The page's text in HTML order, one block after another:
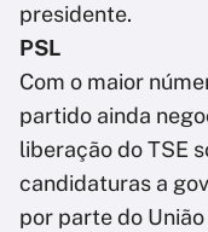
presidente.
PSL
Com o maior
partido ainda
liberação do TSE
candidaturas a
por parte do